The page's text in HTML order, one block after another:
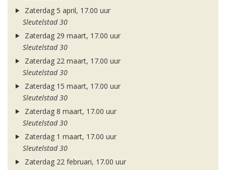
Zaterdag 5 april, 17.00 uur
Sleutelstad 30
Zaterdag 29 maart, 17.00 uur
Sleutelstad 30
Zaterdag 22 maart, 17.00 uur
Sleutelstad 30
Zaterdag 15 maart, 17.00 uur
Sleutelstad 30
Zaterdag 8 maart, 17.00 uur
Sleutelstad 30
Zaterdag 1 maart, 17.00 uur
Sleutelstad 30
Zaterdag 22 februari, 17.00 uur